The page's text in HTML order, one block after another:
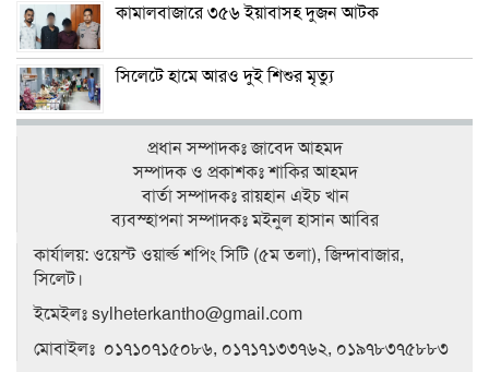
কামালবাজারে ৩৫৬ ইয়াবাসহ দুজন আটক
সিলেটে হামে আরও দুই শিশুর মৃত্যু
প্রধান সম্পাদকঃ জাবেদ আহমদ
সম্পাদক ও প্রকাশকঃ শাকির আহমদ
বার্তা সম্পাদকঃ রায়হান এইচ খান
ব‍্যবস্হাপনা সম্পাদকঃ মইনুল হাসান আবির
কার্যালয়: ওয়েস্ট ওয়ার্ল্ড শপিং সিটি (৫ম তলা), জিন্দাবাজার,
সিলেট।
ইমেইলঃ sylheterkantho@gmail.com
মোবাইলঃ ০১৭১০৭১৫০৮৬, ০১৭১৭১৩৩৭৬২, ০১৯৭৮৩৭৫৮৮৩